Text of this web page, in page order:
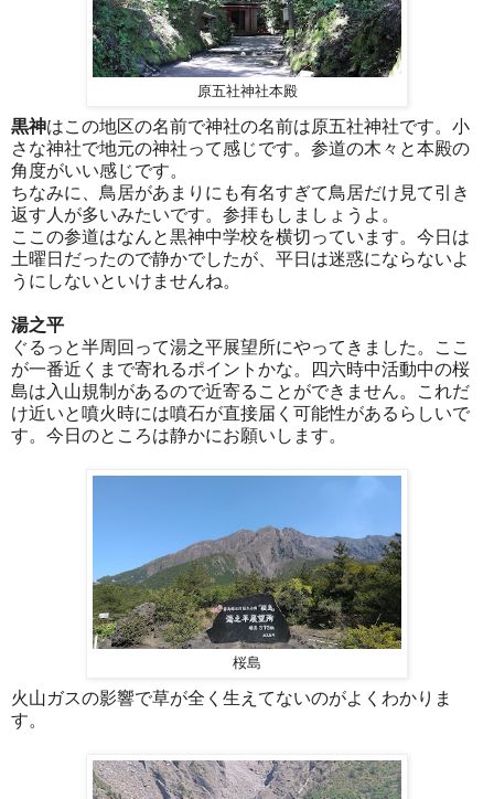
原五社神社本殿
黒神はこの地区の名前で神社の名前は原五社神社です。小
さな神社で地元の神社って感じです。参道の木々と本殿の
角度がいい感じです。
ちなみに、鳥居があまりにも有名すぎて鳥居だけ見て引き
返す人が多いみたいです。参拝もしましょうよ。
ここの参道はなんと黒神中学校を横切っています。今日は
土曜日だったので静かでしたが、平日は迷惑にならないよ
うにしないといけませんね。
湯之平
ぐるっと半周回って湯之平展望所にやってきました。ここ
が一番近くまで寄れるポイントかな。四六時中活動中の桜
島は入山規制があるので近寄ることができません。これだ
け近いと噴火時には噴石が直接届く可能性があるらしいで
す。今日のところは静かにお願いします。
桜島
火山ガスの影響で草が全く生えてないのがよくわかりま
す。